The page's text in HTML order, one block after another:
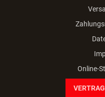
Online-